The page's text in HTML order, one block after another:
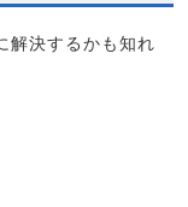
解決するかも知れ